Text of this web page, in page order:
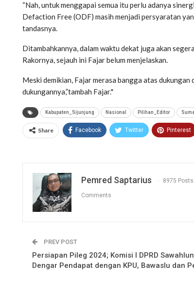
“Nah, untuk menggapai semua itu perlu adanya
Defaction Free (ODF) masih menjadi persyaratan
tandasnya.
Ditambahkannya, dalam waktu dekat juga akan
Rakornya, sejauh ini Fajar belum menjelaskan.
Meski demikian, Fajar merasa bangga atas
dukungannya,”tambah Fajar.*
Kabupaten_Sijunjung Nasional Pilihan_Editor
Share Facebook Twitter Pinterest
Pemred Saptarius 8975 Posts
Comments
PREV POST
Persiapan Pileg 2024; Komisi I DPRD
Dengar Pendapat dengan KPU, Bawaslu dan